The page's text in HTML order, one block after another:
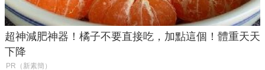
超神減肥神器！橘子不要直接吃，加點這個！體重天天
下降
PR（新素簡）